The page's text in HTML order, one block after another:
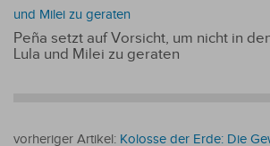
Peña setzt auf Vorsicht, um nicht in
Lula und Milei zu geraten
vorheriger Artikel: Kolosse der Erde: Die